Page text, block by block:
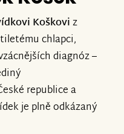
Koškoviz
chlapci,
diagnóz –
republice a
je plně odkázaný